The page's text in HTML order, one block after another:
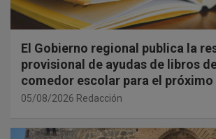
El Gobierno regional publica la
provisional de ayudas de libros
comedor escolar para el próximo
05/08/2026 Redacción